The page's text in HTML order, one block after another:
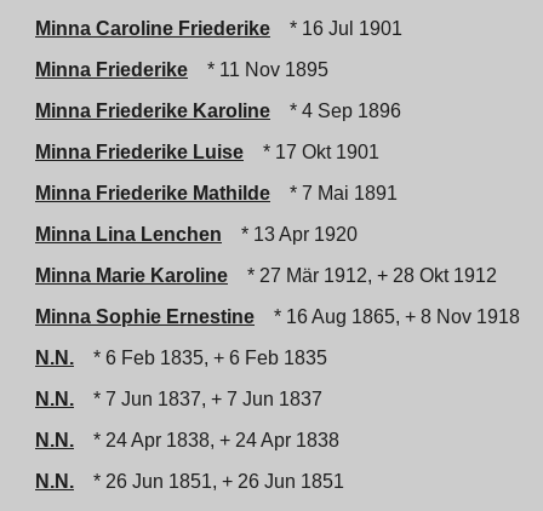
Minna Caroline Friederike
* 16 Jul 1901
Minna Friederike
* 11 Nov 1895
Minna Friederike Karoline
* 4 Sep 1896
Minna Friederike Luise
* 17 Okt 1901
Minna Friederike Mathilde
* 7 Mai 1891
Minna Lina Lenchen
* 13 Apr 1920
Minna Marie Karoline
* 27 Mär 1912, + 28 Okt 1912
Minna Sophie Ernestine
* 16 Aug 1865, + 8 Nov 1918
N.N.
* 6 Feb 1835, + 6 Feb 1835
N.N.
* 7 Jun 1837, + 7 Jun 1837
N.N.
* 24 Apr 1838, + 24 Apr 1838
N.N.
* 26 Jun 1851, + 26 Jun 1851